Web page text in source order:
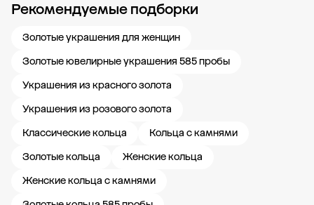
Рекомендуемые подборки
Золотые украшения для женщин
Золотые ювелирные украшения 585 пробы
Украшения из красного золота
Украшения из розового золота
Классические кольца
Кольца с камнями
Золотые кольца
Женские кольца
Женские кольца с камнями
Новости компании Журнал ЗОЛОТОЙ Блог